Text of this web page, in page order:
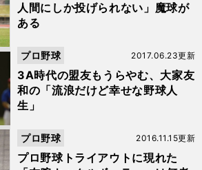
人間にしか投げられない」魔球が
ある
3A時代の盟友もうらやむ、大家友
和の「流浪だけど幸せな野球人
生」
2017.06.23更新
プロ野球
プロ野球トライアウトに現れた
2016.11.15更新
プロ野球